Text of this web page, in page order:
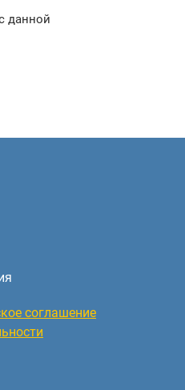
данной
соглашение